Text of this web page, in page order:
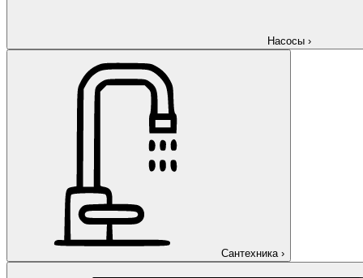
Насосы ›
Сантехника ›